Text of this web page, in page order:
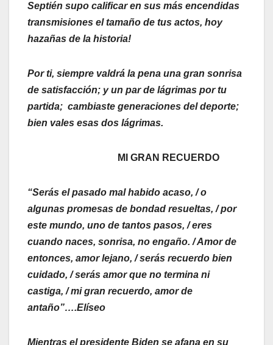
Septién supo calificar en sus más encendidas
transmisiones el tamaño de tus actos, hoy
hazañas de la historia!
Por ti, siempre valdrá la pena una gran sonrisa
de satisfacción; y un par de lágrimas por tu
partida; cambiaste generaciones del deporte;
bien vales esas dos lágrimas.
MI GRAN RECUERDO
“Serás el pasado mal habido acaso, / o
algunas promesas de bondad resueltas, / por
este mundo, uno de tantos pasos, / eres
cuando naces, sonrisa, no engaño. / Amor de
entonces, amor lejano, / serás recuerdo bien
cuidado, / serás amor que no termina ni
castiga, / mi gran recuerdo, amor de
antaño”….Elíseo
Mientras el presidente Biden se afana en su